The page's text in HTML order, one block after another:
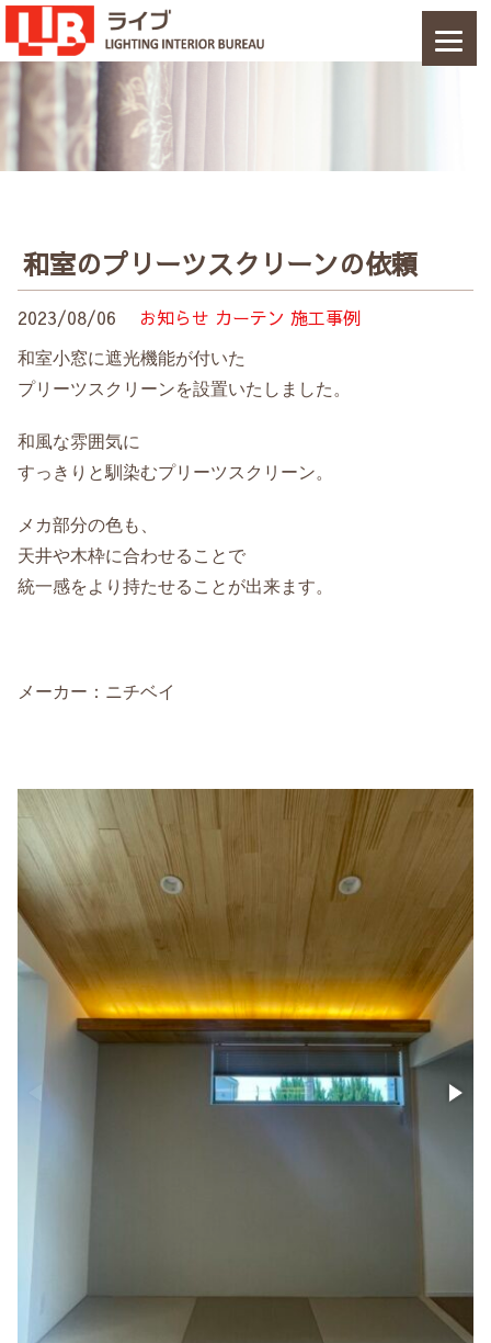
和室のプリーツスクリーンの依頼
2023/08/06 お知らせ カーテン 施工事例
和室小窓に遮光機能が付いた
プリーツスクリーンを設置いたしました。
和風な雰囲気に
すっきりと馴染むプリーツスクリーン。
メカ部分の色も、
天井や木枠に合わせることで
統一感をより持たせることが出来ます。
メーカー：ニチベイ